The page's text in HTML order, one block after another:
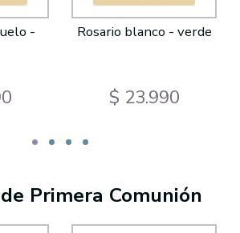
-
Rosario blanco - verde
$ 23.990
Primera Comunión